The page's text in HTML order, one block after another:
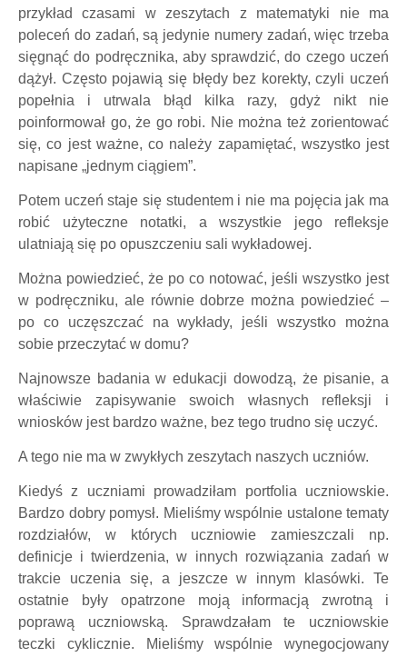
przykład czasami w zeszytach z matematyki nie ma
poleceń do zadań, są jedynie numery zadań, więc trzeba
sięgnąć do podręcznika, aby sprawdzić, do czego uczeń
dążył. Często pojawią się błędy bez korekty, czyli uczeń
popełnia i utrwala błąd kilka razy, gdyż nikt nie
poinformował go, że go robi. Nie można też zorientować
się, co jest ważne, co należy zapamiętać, wszystko jest
napisane „jednym ciągiem”.
Potem uczeń staje się studentem i nie ma pojęcia jak ma
robić użyteczne notatki, a wszystkie jego refleksje
ulatniają się po opuszczeniu sali wykładowej.
Można powiedzieć, że po co notować, jeśli wszystko jest
w podręczniku, ale równie dobrze można powiedzieć –
po co uczęszczać na wykłady, jeśli wszystko można
sobie przeczytać w domu?
Najnowsze badania w edukacji dowodzą, że pisanie, a
właściwie zapisywanie swoich własnych refleksji i
wniosków jest bardzo ważne, bez tego trudno się uczyć.
A tego nie ma w zwykłych zeszytach naszych uczniów.
Kiedyś z uczniami prowadziłam portfolia uczniowskie.
Bardzo dobry pomysł. Mieliśmy wspólnie ustalone tematy
rozdziałów, w których uczniowie zamieszczali np.
definicje i twierdzenia, w innych rozwiązania zadań w
trakcie uczenia się, a jeszcze w innym klasówki. Te
ostatnie były opatrzone moją informacją zwrotną i
poprawą uczniowską. Sprawdzałam te uczniowskie
teczki cyklicznie. Mieliśmy wspólnie wynegocjowany